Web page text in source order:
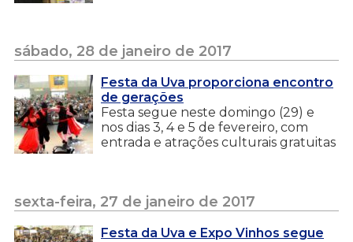
sábado, 28 de janeiro de 2017
Festa da Uva proporciona encontro
de gerações
Festa segue neste domingo (29) e
nos dias 3, 4 e 5 de fevereiro, com
entrada e atrações culturais gratuitas
sexta-feira, 27 de janeiro de 2017
Festa da Uva e Expo Vinhos segue